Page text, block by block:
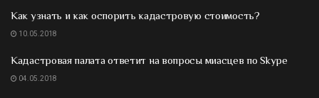
Как узнать и как оспорить кадастровую стоимость?
10.05.2018
Кадастровая палата ответит на вопросы миасцев по Skype
04.05.2018